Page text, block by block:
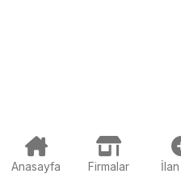
Anasayfa Firmalar